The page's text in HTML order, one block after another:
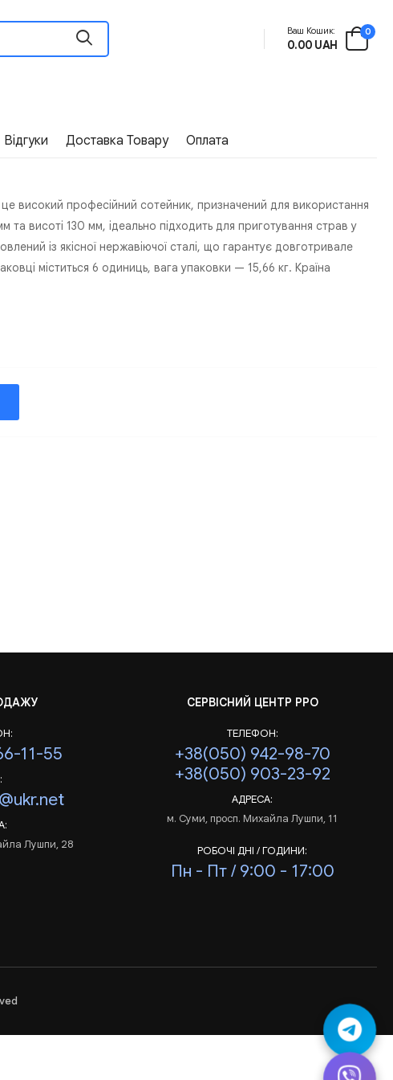
Ваш Кошик:
0.00 UAH
0
Відгуки Доставка Товару Оплата
високий професійний сотейник, призначений для використання
та висоті 130 мм, ідеально підходить для приготування страв у
із якісної нержавіючої сталі, що гарантує довготривале
міститься 6 одиниць, вага упаковки — 15,66 кг. Країна
11-55
Лушпи, 28
СЕРВІСНИЙ ЦЕНТР РРО
ТЕЛЕФОН:
+38(050) 942-98-70
+38(050) 903-23-92
АДРЕСА:
м. Суми, просп. Михайла Лушпи, 11
РОБОЧІ ДНІ / ГОДИНИ:
Пн - Пт / 9:00 - 17:00